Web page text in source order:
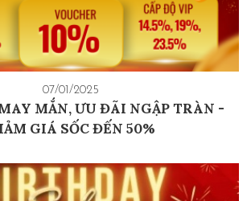
07/01/2025
MẮN, ƯU ĐÃI NGẬP TRÀN -
GIÁ SỐC ĐẾN 50%